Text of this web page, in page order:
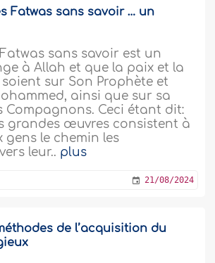
Fatwas sans savoir … un
sans savoir est un
à Allah et que la paix et la
sur Son Prophète et
ainsi que sur sa
Compagnons. Ceci étant dit:
grandes œuvres consistent à
le chemin les
leur.. plus
21/08/2024
de l’acquisition du